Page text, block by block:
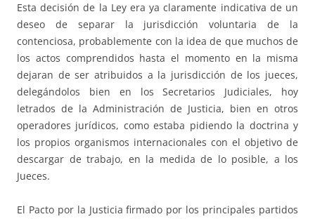
Esta decisión de la Ley era ya claramente indicativa de un
deseo de separar la jurisdicción voluntaria de la
contenciosa, probablemente con la idea de que muchos de
los actos comprendidos hasta el momento en la misma
dejaran de ser atribuidos a la jurisdicción de los jueces,
delegándolos bien en los Secretarios Judiciales, hoy
letrados de la Administración de Justicia, bien en otros
operadores jurídicos, como estaba pidiendo la doctrina y
los propios organismos internacionales con el objetivo de
descargar de trabajo, en la medida de lo posible, a los
Jueces.
El Pacto por la Justicia firmado por los principales partidos